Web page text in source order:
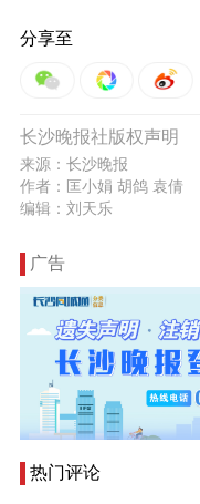
分享至
长沙晚报社版权声明
来源：长沙晚报
作者：匡小娟 胡鸽 袁倩
编辑：刘天乐
广告
热门评论